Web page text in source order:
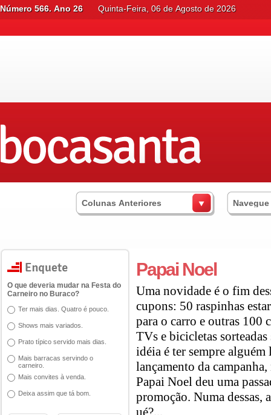
Número 566. Ano 26 Quinta-Feira, 06 de Agosto de 2026
Colunas Anteriores
O que deveria mudar na Festa do
Carneiro no Buraco?
Ter mais dias. Quatro é pouco.
Shows mais variados.
Prato típico servido mais dias.
Mais barracas servindo o
carneiro.
Mais convites à venda.
Deixa assim que tá bom.
Papai Noel
Uma novidade é o fim
cupons: 50 raspinhas
para o carro e outras 100
TVs e bicicletas
idéia é ter sempre
lançamento da
Papai Noel deu uma
promoção. Numa dessas,
ué?...